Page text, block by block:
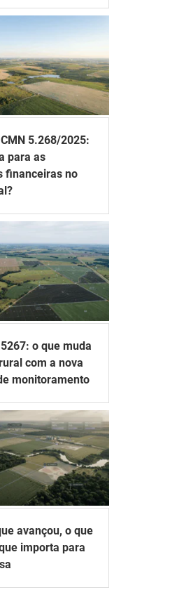
5.268/2025:
para as
financeiras no
o que muda
com a nova
monitoramento
avançou, o que
importa para